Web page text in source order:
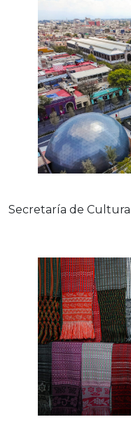
Secretaría de Cultura